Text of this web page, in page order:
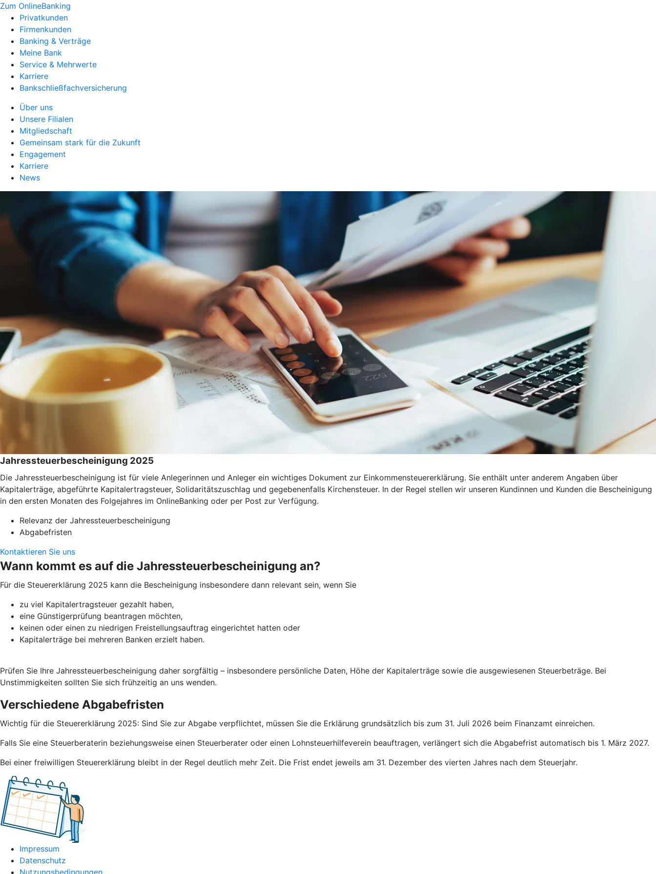
Zum OnlineBanking
Privatkunden
Firmenkunden
Banking & Verträge
Meine Bank
Service & Mehrwerte
Karriere
Bankschließfachversicherung
Über uns
Unsere Filialen
Mitgliedschaft
Gemeinsam stark für die Zukunft
Engagement
Karriere
News
Jahressteuerbescheinigung 2025
Die Jahressteuerbescheinigung ist für viele Anlegerinnen und Anleger ein wichtiges Dokument zur Einkommensteuererklärung. Sie enthält unter anderem Angaben über
Kapitalerträge, abgeführte Kapitalertragsteuer, Solidaritätszuschlag und gegebenenfalls Kirchensteuer. In der Regel stellen wir unseren Kundinnen und Kunden die Bescheinigung
in den ersten Monaten des Folgejahres im OnlineBanking oder per Post zur Verfügung.
Relevanz der Jahressteuerbescheinigung
Abgabefristen
Kontaktieren Sie uns
Wann kommt es auf die Jahressteuerbescheinigung an?
Für die Steuererklärung 2025 kann die Bescheinigung insbesondere dann relevant sein, wenn Sie
zu viel Kapitalertragsteuer gezahlt haben,
eine Günstigerprüfung beantragen möchten,
keinen oder einen zu niedrigen Freistellungsauftrag eingerichtet hatten oder
Kapitalerträge bei mehreren Banken erzielt haben.
Prüfen Sie Ihre Jahressteuerbescheinigung daher sorgfältig – insbesondere persönliche Daten, Höhe der Kapitalerträge sowie die ausgewiesenen Steuerbeträge. Bei
Unstimmigkeiten sollten Sie sich frühzeitig an uns wenden.
Verschiedene Abgabefristen
Wichtig für die Steuererklärung 2025: Sind Sie zur Abgabe verpflichtet, müssen Sie die Erklärung grundsätzlich bis zum 31. Juli 2026 beim Finanzamt einreichen.
Falls Sie eine Steuerberaterin beziehungsweise einen Steuerberater oder einen Lohnsteuerhilfeverein beauftragen, verlängert sich die Abgabefrist automatisch bis 1. März 2027.
Bei einer freiwilligen Steuererklärung bleibt in der Regel deutlich mehr Zeit. Die Frist endet jeweils am 31. Dezember des vierten Jahres nach dem Steuerjahr.
Impressum
Datenschutz
Nutzungsbedingungen